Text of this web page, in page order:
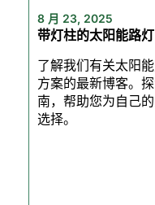
8 月 23, 2025
带灯柱的太阳能路
了解我们有关太阳
方案的最新博客。
南，帮助您为自己
选择。